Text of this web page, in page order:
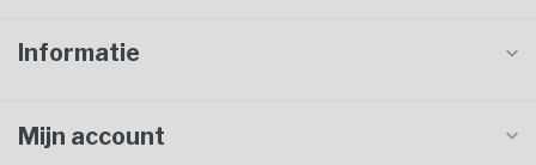
Informatie
Mijn account